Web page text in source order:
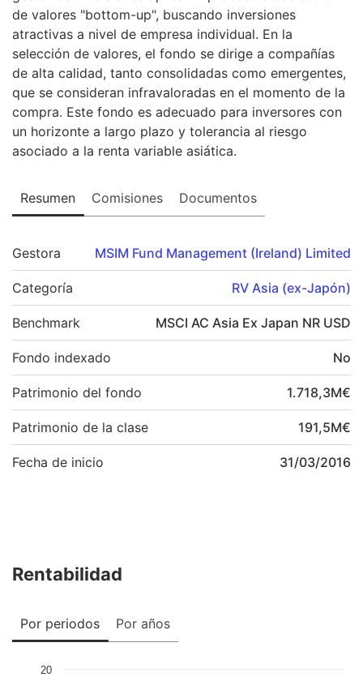
de valores "bottom-up", buscando inversiones
atractivas a nivel de empresa individual. En la
selección de valores, el fondo se dirige a compañías
de alta calidad, tanto consolidadas como emergentes,
que se consideran infravaloradas en el momento de la
compra. Este fondo es adecuado para inversores con
un horizonte a largo plazo y tolerancia al riesgo
asociado a la renta variable asiática.
Resumen Comisiones Documentos
Gestora MSIM Fund Management (Ireland) Limited
Categoría RV Asia (ex-Japón)
Benchmark MSCI AC Asia Ex Japan NR USD
Fondo indexado No
Patrimonio del fondo 1.718,3M€
Patrimonio de la clase 191,5M€
Fecha de inicio 31/03/2016
Rentabilidad
Por periodos Por años
20